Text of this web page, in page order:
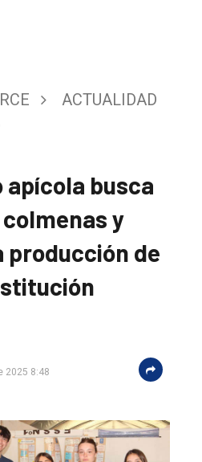
ACTUALIDAD
apícola busca
y
producción de
2025 8:48